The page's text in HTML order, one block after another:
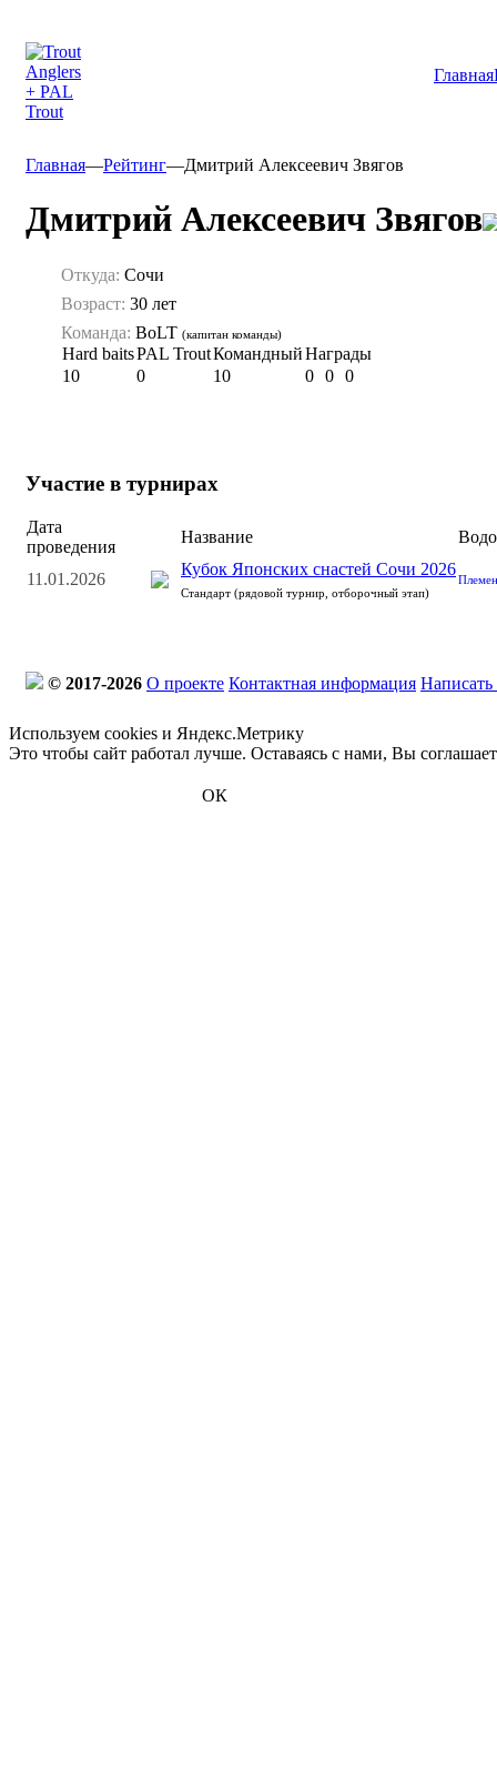
Главная
Главная—Рейтинг—Дмитрий Алексеевич Звягов
Дмитрий Алексеевич Звягов
Откуда: Сочи
Возраст: 30 лет
Команда: BoLT (капитан команды)
Hard baitsPAL TroutКомандныйНаграды
10
0 10 0 0 0
Участие в турнирах
Дата
проведения
Название
11.01.2026
Кубок Японских снастей Сочи 2026
Стандарт (рядовой турнир, отборочный этап)
© 2017-2026 О проекте Контактная информация
Используем cookies и Яндекс.Метрику
Это чтобы сайт работал лучше. Оставаясь с нами, Вы
ОК